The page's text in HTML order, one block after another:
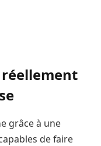
grâce à une
de faire